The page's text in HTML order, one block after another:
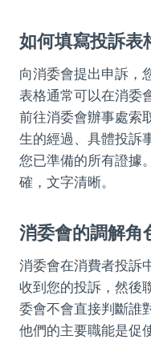
如何填寫投訴表
向消委會提出申訴，
表格通常可以在消委
前往消委會辦事處索
生的經過、具體投訴
您已準備的所有證據
確，文字清晰。
消委會的調解角
消委會在消費者投訴
收到您的投訴，然後
委會不會直接判斷誰
他們的主要職能是促